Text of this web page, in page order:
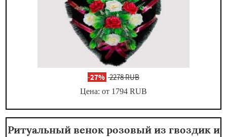
-27% 2278 RUB
Цена: от 1794 RUB
Ритуальный венок розовый из гвоздик и